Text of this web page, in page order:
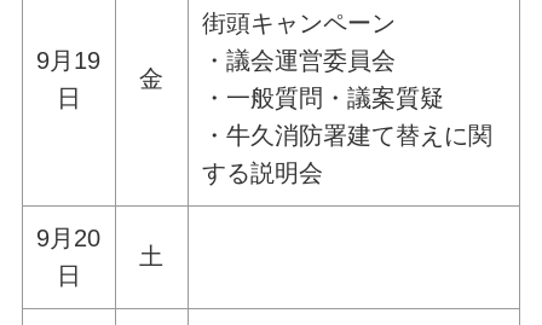
9月19
日
金
街頭キャンペーン
・議会運営委員会
・一般質問・議案質疑
・牛久消防署建て替えに関
する説明会
9月20
日
土